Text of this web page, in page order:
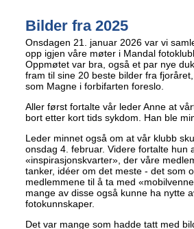
Bilder fra 2025
Onsdagen 21. januar 2026 var vi
opp igjen våre møter i Mandal
Oppmøtet var bra, også et par nye
fram til sine 20 beste bilder fra
som Magne i forbifarten foreslo.
Aller først fortalte vår leder Anne at
bort etter kort tids sykdom. Han ble
Leder minnet også om at vår klubb
onsdag 4. februar. Videre fortalte hun
«inspirasjonskvarter», der våre
tanker, idéer om det meste - det som
medlemmene til å ta med
mange av disse også kunne ha nytte
fotokunnskaper.
Det var mange som hadde tatt med